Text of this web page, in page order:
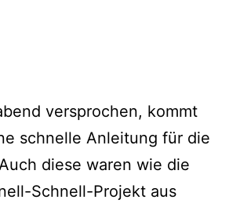
versprochen, kommt
schnelle Anleitung für die
diese waren wie die
Schnell-Projekt aus